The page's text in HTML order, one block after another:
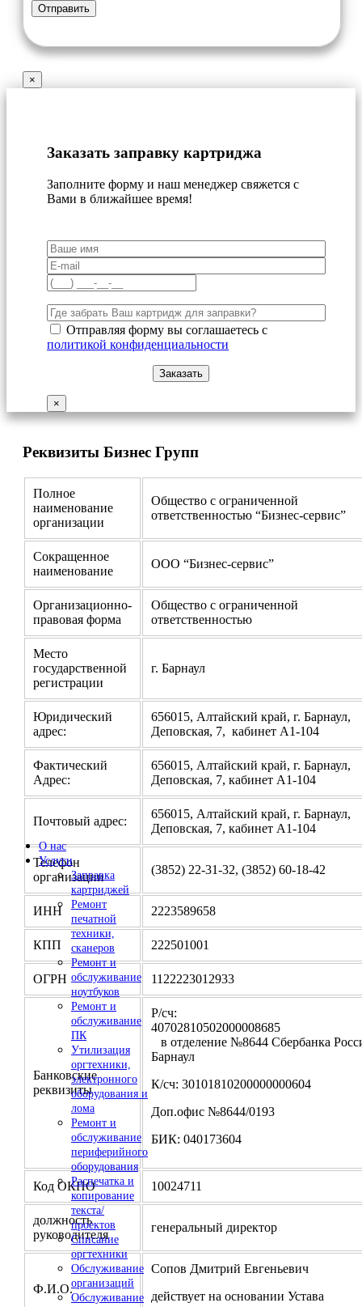
О нас
Услуги
Заправка
картриджей
Ремонт
печатной
техники,
сканеров
Ремонт и
обслуживание
ноутбуков
Ремонт и
обслуживание
ПК
Утилизация
оргтехники,
электронного
оборудования и
лома
Ремонт и
обслуживание
периферийного
оборудования
Распечатка и
копирование
текста/
проектов
Списание
оргтехники
Обслуживание
организаций
Обслуживание
×
Заказать заправку картриджа
Заполните форму и наш менеджер свяжется с
Вами в ближайшее время!
Отправляя форму вы соглашаетесь с
политикой конфиденциальности
×
Реквизиты Бизнес Групп
Полное
наименование
организации
Общество с ограниченной
ответственностью “Бизнес-сервис”
Сокращенное
наименование
ООО “Бизнес-сервис”
Организационно-
правовая форма
Общество с ограниченной
ответственностью
Место
государственной
регистрации
г. Барнаул
Юридический
адрес:
656015, Алтайский край, г. Барнаул,
Деповская, 7, кабинет А1-104
Фактический
Адрес:
656015, Алтайский край, г. Барнаул,
Деповская, 7, кабинет А1-104
Почтовый адрес:
656015, Алтайский край, г. Барнаул,
Деповская, 7, кабинет А1-104
Телефон
организации
(3852) 22-31-32, (3852) 60-18-42
ИНН 2223589658
КПП 222501001
ОГРН 1122223012933
Банковские
реквизиты
Р/сч:
в отделение №8644 Сбербанка
Барнаул
К/сч: 30101810200000000604
Доп.офис №8644/0193
БИК: 040173604
Код ОКПО 10024711
должность
руководителя
генеральный директор
Ф.И.О.
Сопов Дмитрий Евгеньевич
действует на основании Устава